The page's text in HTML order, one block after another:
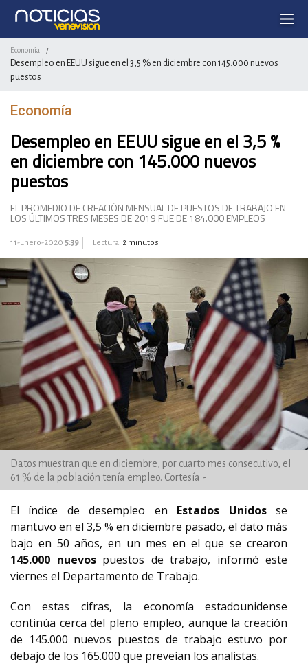
Economía /
Desempleo en EEUU sigue en el 3,5 % en diciembre con 145.000 nuevos
puestos
Economía
Desempleo en EEUU sigue en el 3,5 %
en diciembre con 145.000 nuevos
puestos
EL PROMEDIO DE CREACIÓN MENSUAL DE PUESTOS DE TRABAJO EN
LOS ÚLTIMOS TRES MESES DE 2019 FUE DE 184.000 EMPLEOS
11-Enero-2020 5:39 Lectura: 2 minutos
Datos muestran que en diciembre, por cuarto mes consecutivo, el
61 % de la población tenía empleo. Cortesía -
El índice de desempleo en Estados Unidosse
mantuvo en el 3,5 % en diciembre pasado, el dato más
bajo en 50 años, en un mes en el que se crearon
145.000 nuevospuestos de trabajo, informó este
viernes el Departamento de Trabajo.
Con estas cifras, la economía estadounidense
continúa cerca del pleno empleo, aunque la creación
de 145.000 nuevos puestos de trabajo estuvo por
debajo de los 165.000 que preveían los analistas.